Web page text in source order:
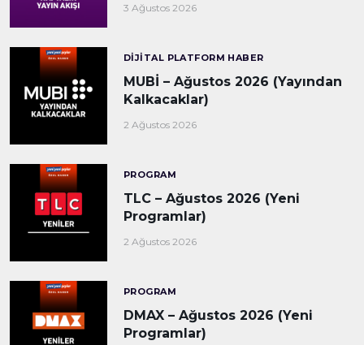
3 Ağustos 2026
DIJITAL PLATFORM HABER
MUBİ – Ağustos 2026 (Yayından
Kalkacaklar)
2 Ağustos 2026
PROGRAM
TLC – Ağustos 2026 (Yeni
Programlar)
2 Ağustos 2026
PROGRAM
DMAX – Ağustos 2026 (Yeni
Programlar)